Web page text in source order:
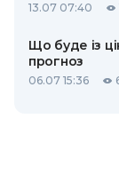
13.07 07:40
Що буде із
прогноз
06.07 15:36